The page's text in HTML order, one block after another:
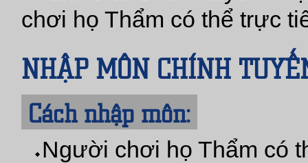
chơi họ Thẩm có thể trực
NHẬP MÔN CHÍNH
Cách nhập môn:
Người chơi họ Thẩm có